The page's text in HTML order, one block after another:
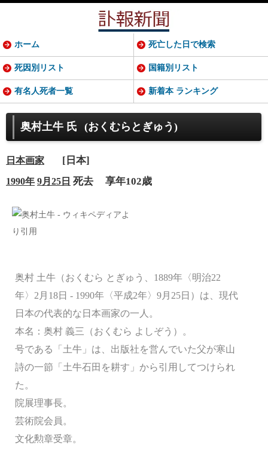
奥村土牛 氏 (おくむらとぎゅう)
日本画家 [日本]
1990年 9月25日 死去 享年102歳
奥村 土牛（おくむら とぎゅう、1889年〈明治22
年〉2月18日 - 1990年〈平成2年〉9月25日）は、現代
日本の代表的な日本画家の一人。
本名：奥村 義三（おくむら よしぞう）。
号である「土牛」は、出版社を営んでいた父が寒山
詩の一節「土牛石田を耕す」から引用してつけられ
た。
院展理事長。
芸術院会員。
文化勲章受章。
ホーム 死亡した日で検索
死因別リスト 国籍別リスト
有名人死者一覧 新着本 ランキング